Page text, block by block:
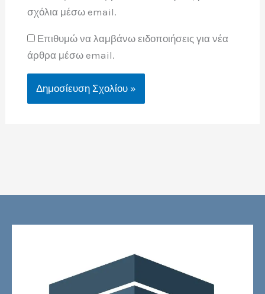
σχόλια μέσω email.
Επιθυμώ να λαμβάνω ειδοποιήσεις για νέα
άρθρα μέσω email.